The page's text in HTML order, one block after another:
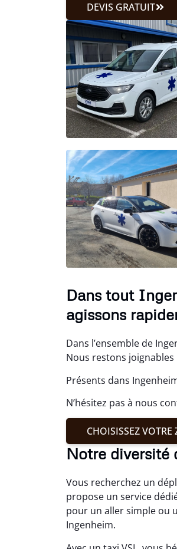
DEVIS GRATUIT
Dans tout
agissons
Dans l’ensemble de
Nous restons
Présents dans
N’hésitez pas à nous
CHOISISSEZ
Notre diversité
Vous recherchez un
propose un service
pour un aller simple ou
Ingenheim.